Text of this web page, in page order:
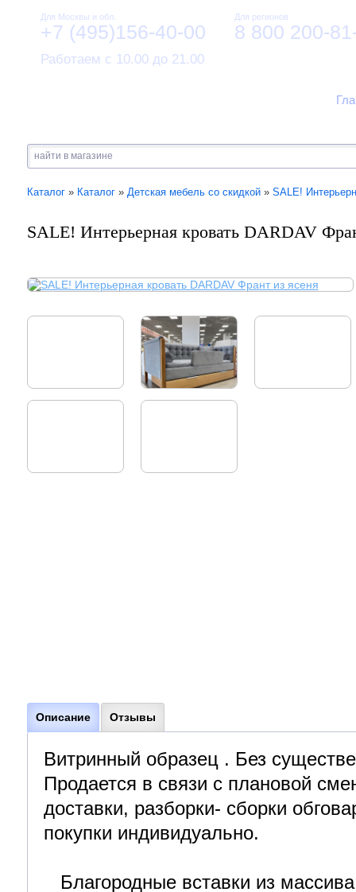
Для Москвы и обл.
+7 (495)156-40-00
Для регионов
8 800 200-
Работаем с 10.00 до 21.00
Каталог» Каталог» Детская мебель со скидкой» SALE!
SALE! Интерьерная кровать DARDAV
Описание Отзывы
Витринный образец . Без
Продается в связи с плановой
доставки, разборки- сборки
покупки индивидуально.
Благородные вставки из